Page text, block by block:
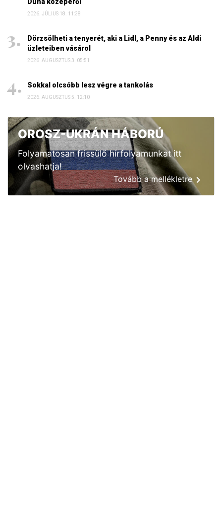
Duna közepéről
2026. JÚLIUS 18. 11:38
Dörzsölheti a tenyerét, aki a Lidl, a Penny és az Aldi
üzleteiben vásárol
2026. AUGUSZTUS 3. 05:51
Sokkal olcsóbb lesz végre a tankolás
2026. AUGUSZTUS 5. 12:10
OROSZ-UKRÁN HÁBORÚ
Folyamatosan frissülő hírfolyamunkat itt
olvashatja!
Tovább a mellékletre